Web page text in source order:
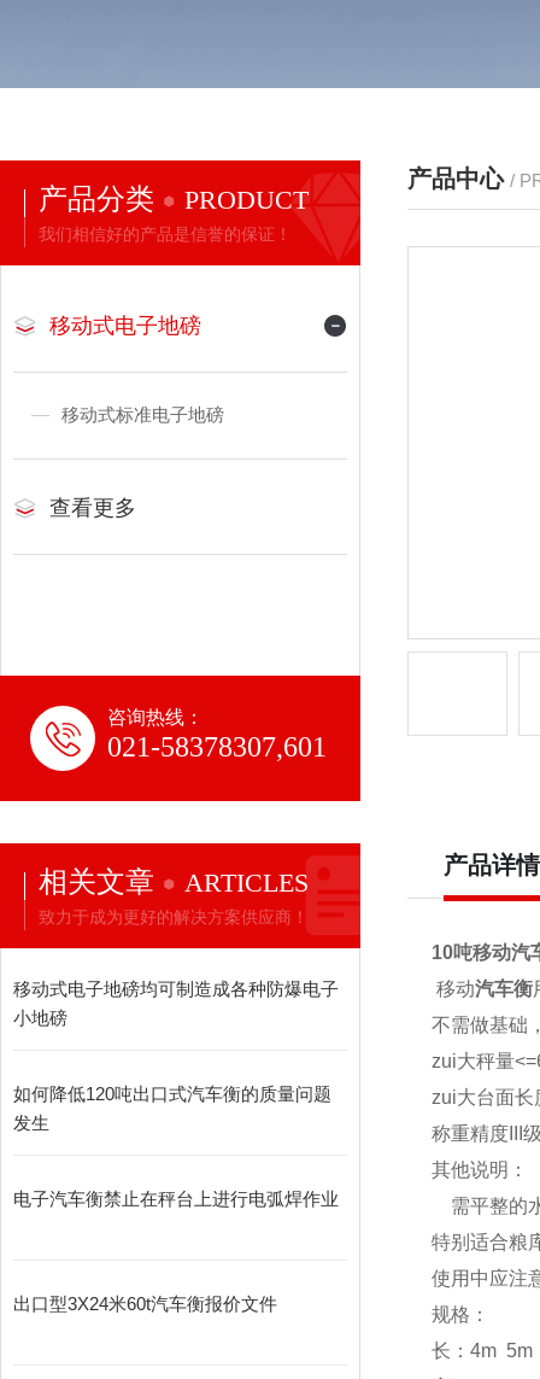
产品分类 PRODUCT
我们相信好的产品是信誉的保证！
移动式电子地磅
移动式标准电子地磅
查看更多
咨询热线：
021-58378307,601
相关文章 ARTICLES
致力于成为更好的解决方案供应商！
移动式电子地磅均可制造成各种防爆电子
小地磅
如何降低120吨出口式汽车衡的质量问题
发生
电子汽车衡禁止在秤台上进行电弧焊作业
出口型3X24米60t汽车衡报价文件
产品中心 /
产品详情
10吨移动汽
移动汽车衡
不需做基础
zui大秤量
zui大台面长
称重精度III
其他说明：
需平整的
特别适合粮
使用中应注
规格：
长：4m